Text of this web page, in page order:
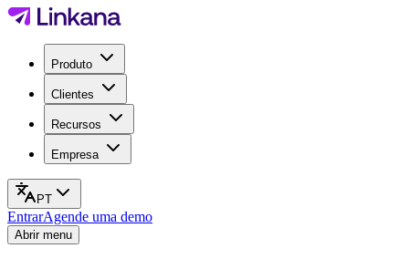
Produto
Clientes
Recursos
Empresa
PT
EntrarAgende uma demo
Abrir menu